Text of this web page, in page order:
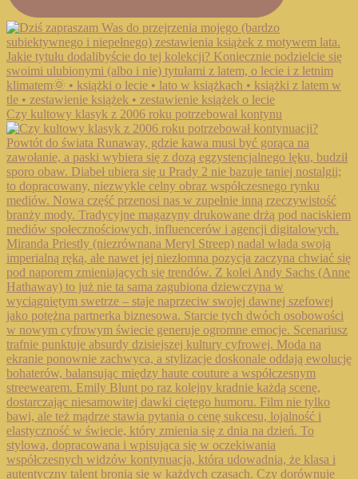
Czy kultowy klasyk z 2006 roku potrzebował kontynu